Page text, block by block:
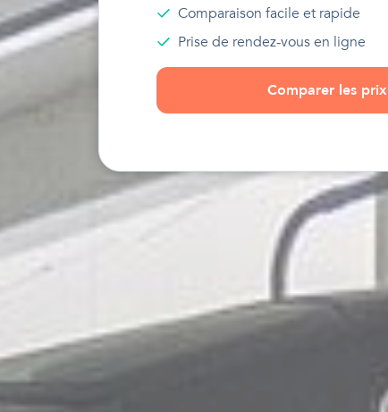
Comparaison facile et rapide
Prise de rendez-vous en ligne
Comparer les prix